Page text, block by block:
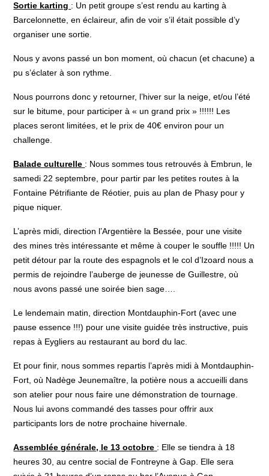
Sortie karting : Un petit groupe s’est rendu au karting à
Barcelonnette, en éclaireur, afin de voir s’il était possible d’y
organiser une sortie.
Nous y avons passé un bon moment, où chacun (et chacune) a
pu s’éclater à son rythme.
Nous pourrons donc y retourner, l’hiver sur la neige, et/ou l’été
sur le bitume, pour participer à « un grand prix » !!!!!! Les
places seront limitées, et le prix de 40€ environ pour un
challenge.
Balade culturelle : Nous sommes tous retrouvés à Embrun, le
samedi 22 septembre, pour partir par les petites routes à la
Fontaine Pétrifiante de Réotier, puis au plan de Phasy pour y
pique niquer.
L’après midi, direction l’Argentière la Bessée, pour une visite
des mines très intéressante et même à couper le souffle !!!!! Un
petit détour par la route des espagnols et le col d’Izoard nous a
permis de rejoindre l’auberge de jeunesse de Guillestre, où
nous avons passé une soirée bien sage….
Le lendemain matin, direction Montdauphin-Fort (avec une
pause essence !!!) pour une visite guidée très instructive, puis
repas à Eygliers au restaurant au bord du lac.
Et pour finir, nous sommes repartis l’après midi à Montdauphin-
Fort, où Nadège Jeunemaître, la potière nous a accueilli dans
son atelier pour nous faire une démonstration de tournage.
Nous lui avons commandé des tasses pour offrir aux
participants lors de notre prochaine hivernale.
Assemblée générale, le 13 octobre : Elle se tiendra à 18
heures 30, au centre social de Fontreyne à Gap. Elle sera